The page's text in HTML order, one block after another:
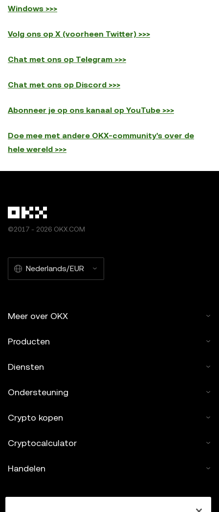
Windows >>>
Volg ons op X (voorheen Twitter) >>>
Chat met ons op Telegram >>>
Chat met ons op Discord >>>
Abonneer je op ons kanaal op YouTube >>>
Doe mee met andere OKX-community's over de
hele wereld >>>
©2017 - 2026 OKX.COM
Nederlands/EUR
Meer over OKX
Producten
Diensten
Ondersteuning
Crypto kopen
Cryptocalculator
Handelen